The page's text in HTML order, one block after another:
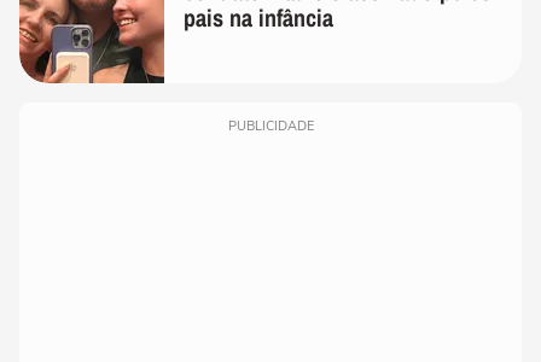
pais na infância
PUBLICIDADE